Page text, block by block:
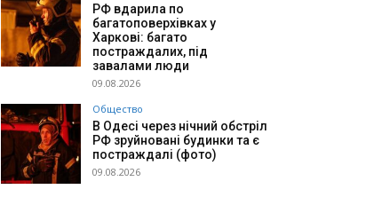
РФ вдарила по
багатоповерхівках у
Харкові: багато
постраждалих, під
завалами люди
09.08.2026
Общество
В Одесі через нічний обстріл
РФ зруйновані будинки та є
постраждалі (фото)
09.08.2026